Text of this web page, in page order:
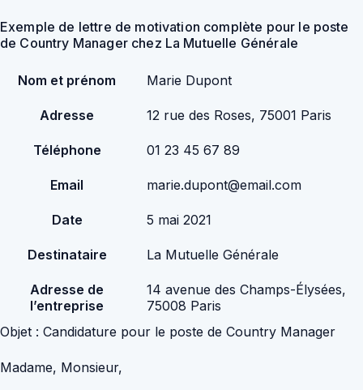
Exemple de lettre de motivation complète pour le poste
de Country Manager chez La Mutuelle Générale
Nom et prénom Marie Dupont
Adresse 12 rue des Roses, 75001 Paris
Téléphone 01 23 45 67 89
Email marie.dupont@email.com
Date 5 mai 2021
Destinataire La Mutuelle Générale
Adresse de
l’entreprise
14 avenue des Champs-Élysées,
75008 Paris
Objet : Candidature pour le poste de Country Manager
Madame, Monsieur,